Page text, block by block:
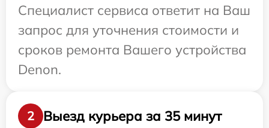
Специалист сервиса ответит на Ваш
запрос для уточнения стоимости и
сроков ремонта Вашего устройства
Denon.
2
Выезд курьера за 35 минут